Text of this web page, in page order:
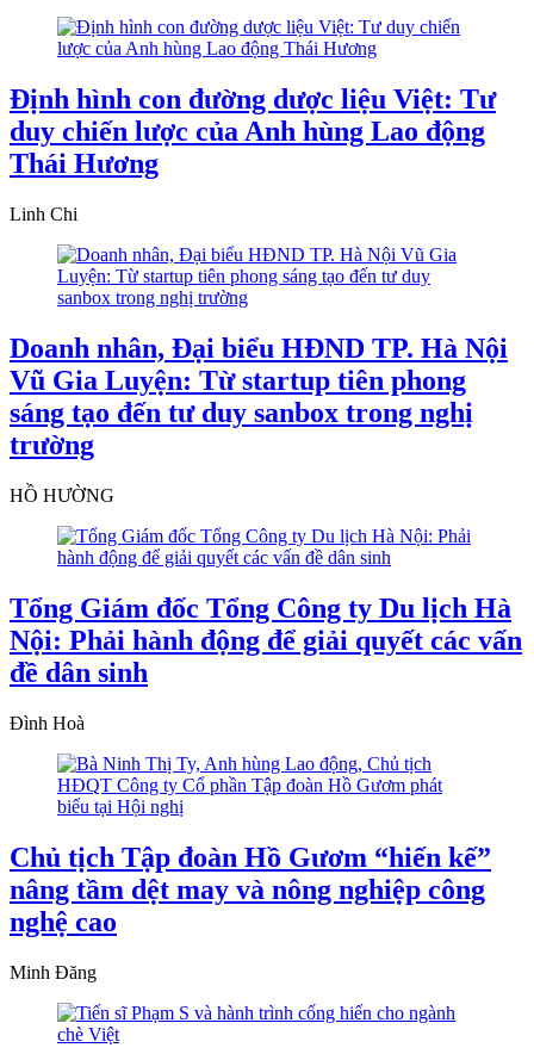
Định hình con đường dược liệu Việt: Tư
duy chiến lược của Anh hùng Lao động
Thái Hương
Linh Chi
Doanh nhân, Đại biểu HĐND TP. Hà Nội
Vũ Gia Luyện: Từ startup tiên phong
sáng tạo đến tư duy sanbox trong nghị
trường
HỒ HƯỜNG
Tổng Giám đốc Tổng Công ty Du lịch Hà
Nội: Phải hành động để giải quyết các vấn
đề dân sinh
Đình Hoà
Chủ tịch Tập đoàn Hồ Gươm “hiến kế”
nâng tầm dệt may và nông nghiệp công
nghệ cao
Minh Đăng